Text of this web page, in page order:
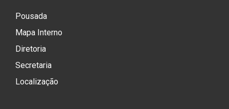
Pousada
Mapa Interno
Diretoria
Secretaria
Localização